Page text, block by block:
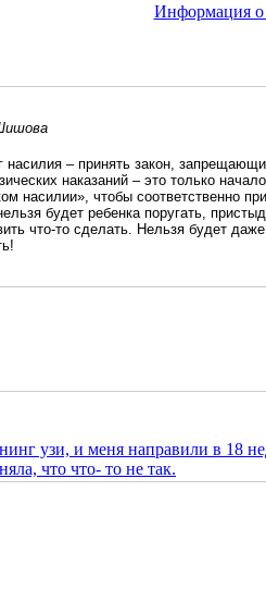
Информация о
насилия – принять закон,
наказаний – это только
насилии», чтобы соответственно
будет ребенка поругать,
что-то сделать. Нельзя будет
узи, и меня направили в 18
что что- то не так.